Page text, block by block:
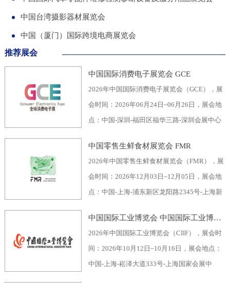
中国台湾摄影器材展览会
中国（厦门）国际跨境电商展览会
推荐展会
中国国际消费电子展览会 GCE
2026年中国国际消费电子展览会（GCE），展
会时间：2026年06月24日~06月26日，展会地
点：中国-深圳-福田区福华三路-深圳会展中心
深圳振华展览有限公司，举办周期：一年一
届，展会面积：40000平米，参展观众：60000
人，参展商数量及参展品牌达到400家。2026
全球消费电子展暨深圳国际消费电子展览
会“GCE”，致力于为全球消费电子生产企业、
中国零售生鲜食材展览会 FMR
2026年中国零售生鲜食材展览会（FMR），展
会时间：2026年12月03日~12月05日，展会地
点：中国-上海-浦东新区龙阳路2345号-上海新
企业协会自有品牌专业委员会，举办周期：一
年一届，展会面积：70000平米，参展观众：
30000人，参展商数量及参展品牌达到1500
家。中国零售生鲜食材展览会FMR（国际生鲜
中国国际工业博览会 中国国际工业博览会 CIIF
2026年中国国际工业博览会（CIIF），展会时
间：2026年10月12日~10月16日，展会地点：
中国-上海-崧泽大道333号-上海国家会展中